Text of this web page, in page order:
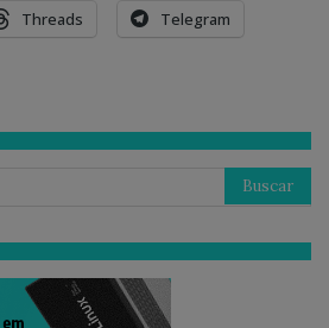
Threads Telegram